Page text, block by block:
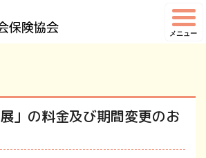
メニュー
」の料金及び期間変更のお